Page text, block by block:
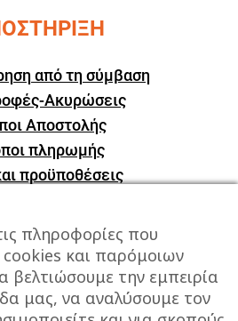
από τη σύμβαση
Ακυρώσεις
Αποστολής
πληρωμής
προϋποθέσεις
Σταυρός Αμυγδαλεώνα
2510247678
πληροφορίες που
cookies και παρόμοιων
βελτιώσουμε την εμπειρία
μας, να αναλύσουμε τον